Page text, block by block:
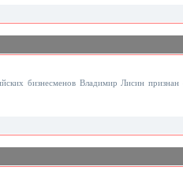
бизнесменов Владимир Лисин